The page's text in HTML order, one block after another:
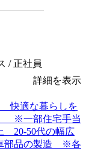
/ 正社員
詳細を表示